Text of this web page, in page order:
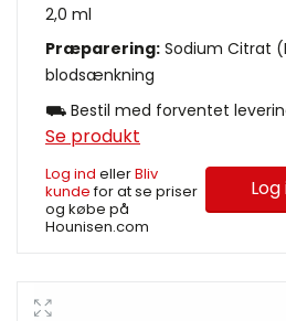
2,0 ml
Præparering: Sodium Citrat
blodsænkning
⛟ Bestil med forventet
Se produkt
Log ind ellerBliv
kundefor at se priser
og købe på
Hounisen.com